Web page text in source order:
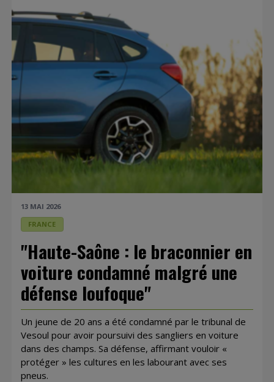
13 MAI 2026
FRANCE
"Haute-Saône : le braconnier en
voiture condamné malgré une
défense loufoque"
Un jeune de 20 ans a été condamné par le tribunal de
Vesoul pour avoir poursuivi des sangliers en voiture
dans des champs. Sa défense, affirmant vouloir «
protéger » les cultures en les labourant avec ses
pneus.